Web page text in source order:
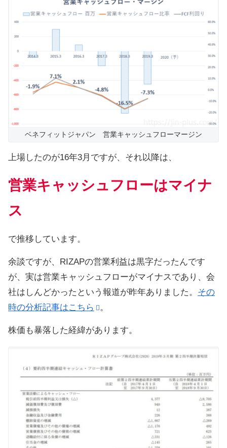
ベネフィットジャパン 営業キャッシュフローマージン
上場したのが16年3月ですが、それ以降は、
営業キャッシュフローはマイナ
ス
で推移しています。
余談ですが、RIZAPの営業利益は黒字だったんです
が、実は営業キャッシュフローがマイナスであり、会
社はしんどかったという報道が昨年ありました。 その
時の分析記事はこちら
。
株価も暴落した経緯があります。